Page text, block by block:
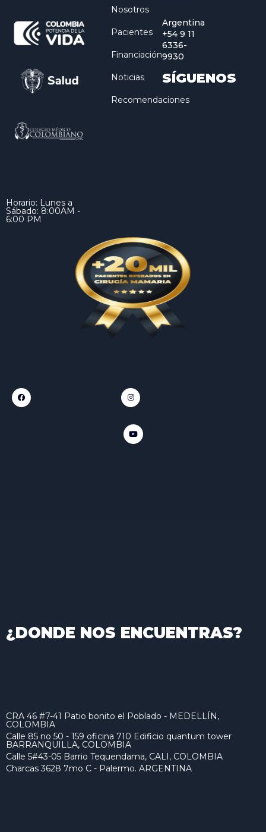
Horario: Lunes a
Sábado: 8:00AM -
6:00 PM
Nosotros
Pacientes
Financiación
Noticias
Recomendaciones
Argentina
+54 9 11
6336-
9930
SÍGUENOS
¿DONDE NOS ENCUENTRAS?
CRA 46 #7-41 Patio bonito el Poblado - MEDELLÍN,
COLOMBIA
Calle 85 no 50 - 159 oficina 710 Edificio quantum tower
BARRANQUILLA, COLOMBIA
Calle 5#43-05 Barrio Tequendama, CALI, COLOMBIA
Charcas 3628 7mo C - Palermo. ARGENTINA